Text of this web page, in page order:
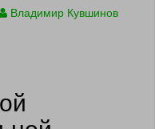
Владимир Кувшинов